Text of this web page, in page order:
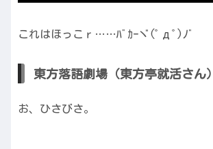
これはほっこｒ……ﾊﾞｶｰヾ(ﾟдﾟ)ﾉ゛
東方落語劇場（東方亭就活さん）
お、ひさびさ。